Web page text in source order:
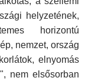
helyzetének,
horizontú
nemzet, ország
elnyomás
nem elsősorban